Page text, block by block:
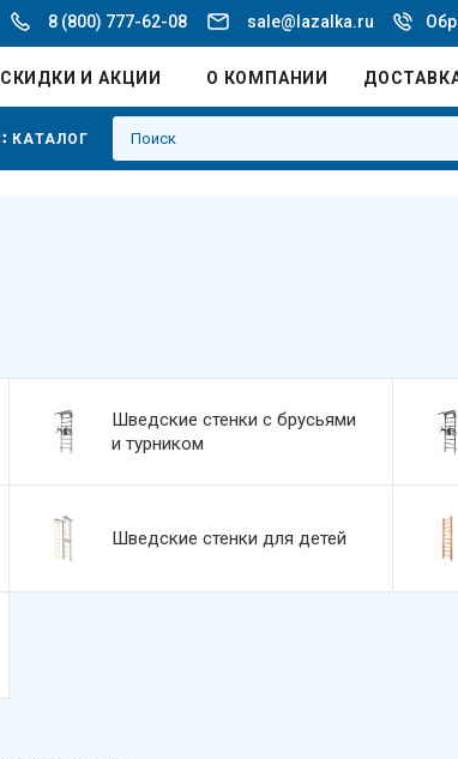
8 (800) 777-62-08 sale@lazalka.ru
СКИДКИ И АКЦИИ О КОМПАНИИ
КАТАЛОГ
Шведские стенки с брусьями
и турником
Шведские стенки для детей